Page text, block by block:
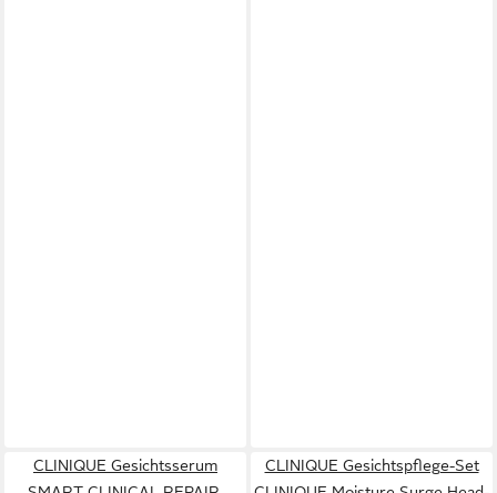
CLINIQUE Gesichtsserum
CLINIQUE Gesichtspflege-Set